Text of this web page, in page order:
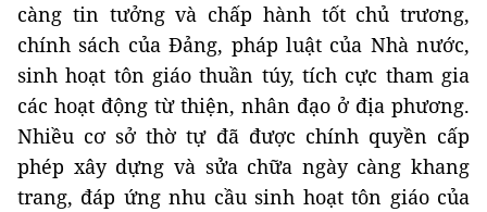
càng tin tưởng và chấp hành tốt chủ trương,
chính sách của Đảng, pháp luật của Nhà nước,
sinh hoạt tôn giáo thuần túy, tích cực tham gia
các hoạt động từ thiện, nhân đạo ở địa phương.
Nhiều cơ sở thờ tự đã được chính quyền cấp
phép xây dựng và sửa chữa ngày càng khang
trang, đáp ứng nhu cầu sinh hoạt tôn giáo của